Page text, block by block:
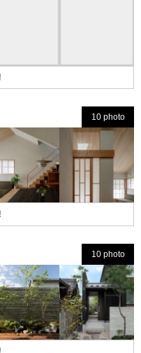
10 photo
10 photo